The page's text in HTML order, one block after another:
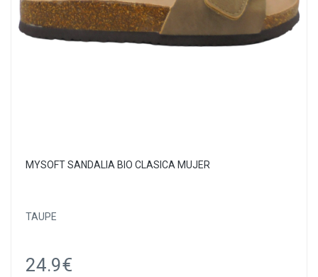
MYSOFT SANDALIA BIO CLASICA MUJER
TAUPE
24.9€